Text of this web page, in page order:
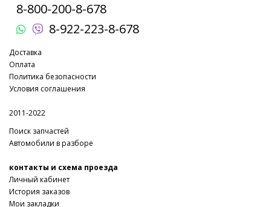
8-800-200-8-678
8-922-223-8-678
Доставка
Оплата
Политика безопасности
Условия соглашения
2011-2022
Поиск запчастей
Автомобили в разборе
контакты и схема проезда
Личный кабинет
История заказов
Мои закладки